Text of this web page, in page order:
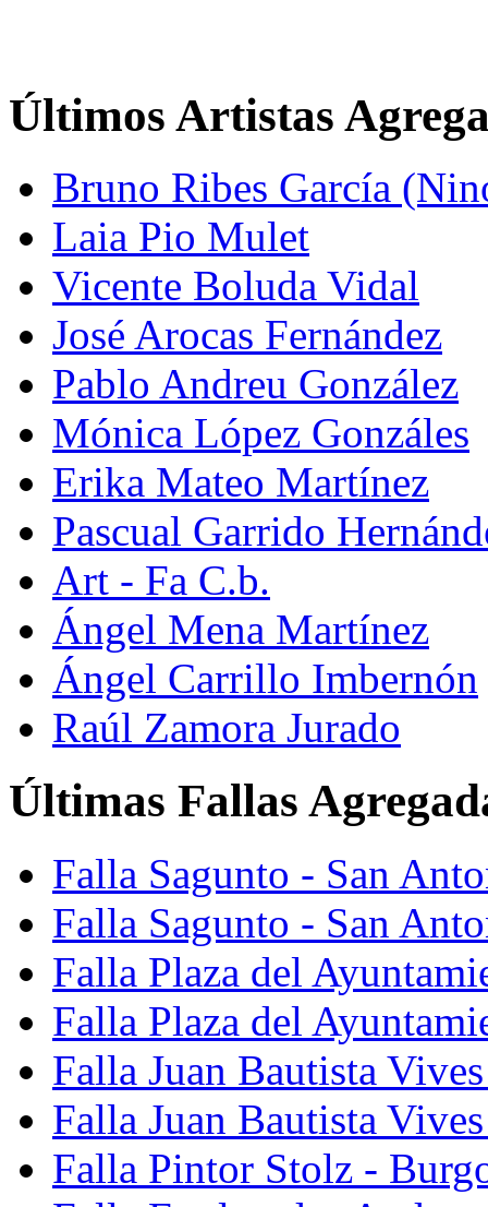
Últimos Artistas
Bruno Ribes García
Laia Pio Mulet
Vicente Boluda Vidal
José Arocas Fernández
Pablo Andreu González
Mónica López Gonzáles
Erika Mateo Martínez
Pascual Garrido
Art - Fa C.b.
Ángel Mena Martínez
Ángel Carrillo Imbernón
Raúl Zamora Jurado
Últimas Fallas
Falla Sagunto - San
Falla Sagunto - San
Falla Plaza del
Falla Plaza del
Falla Juan Bautista
Falla Juan Bautista
Falla Pintor Stolz -